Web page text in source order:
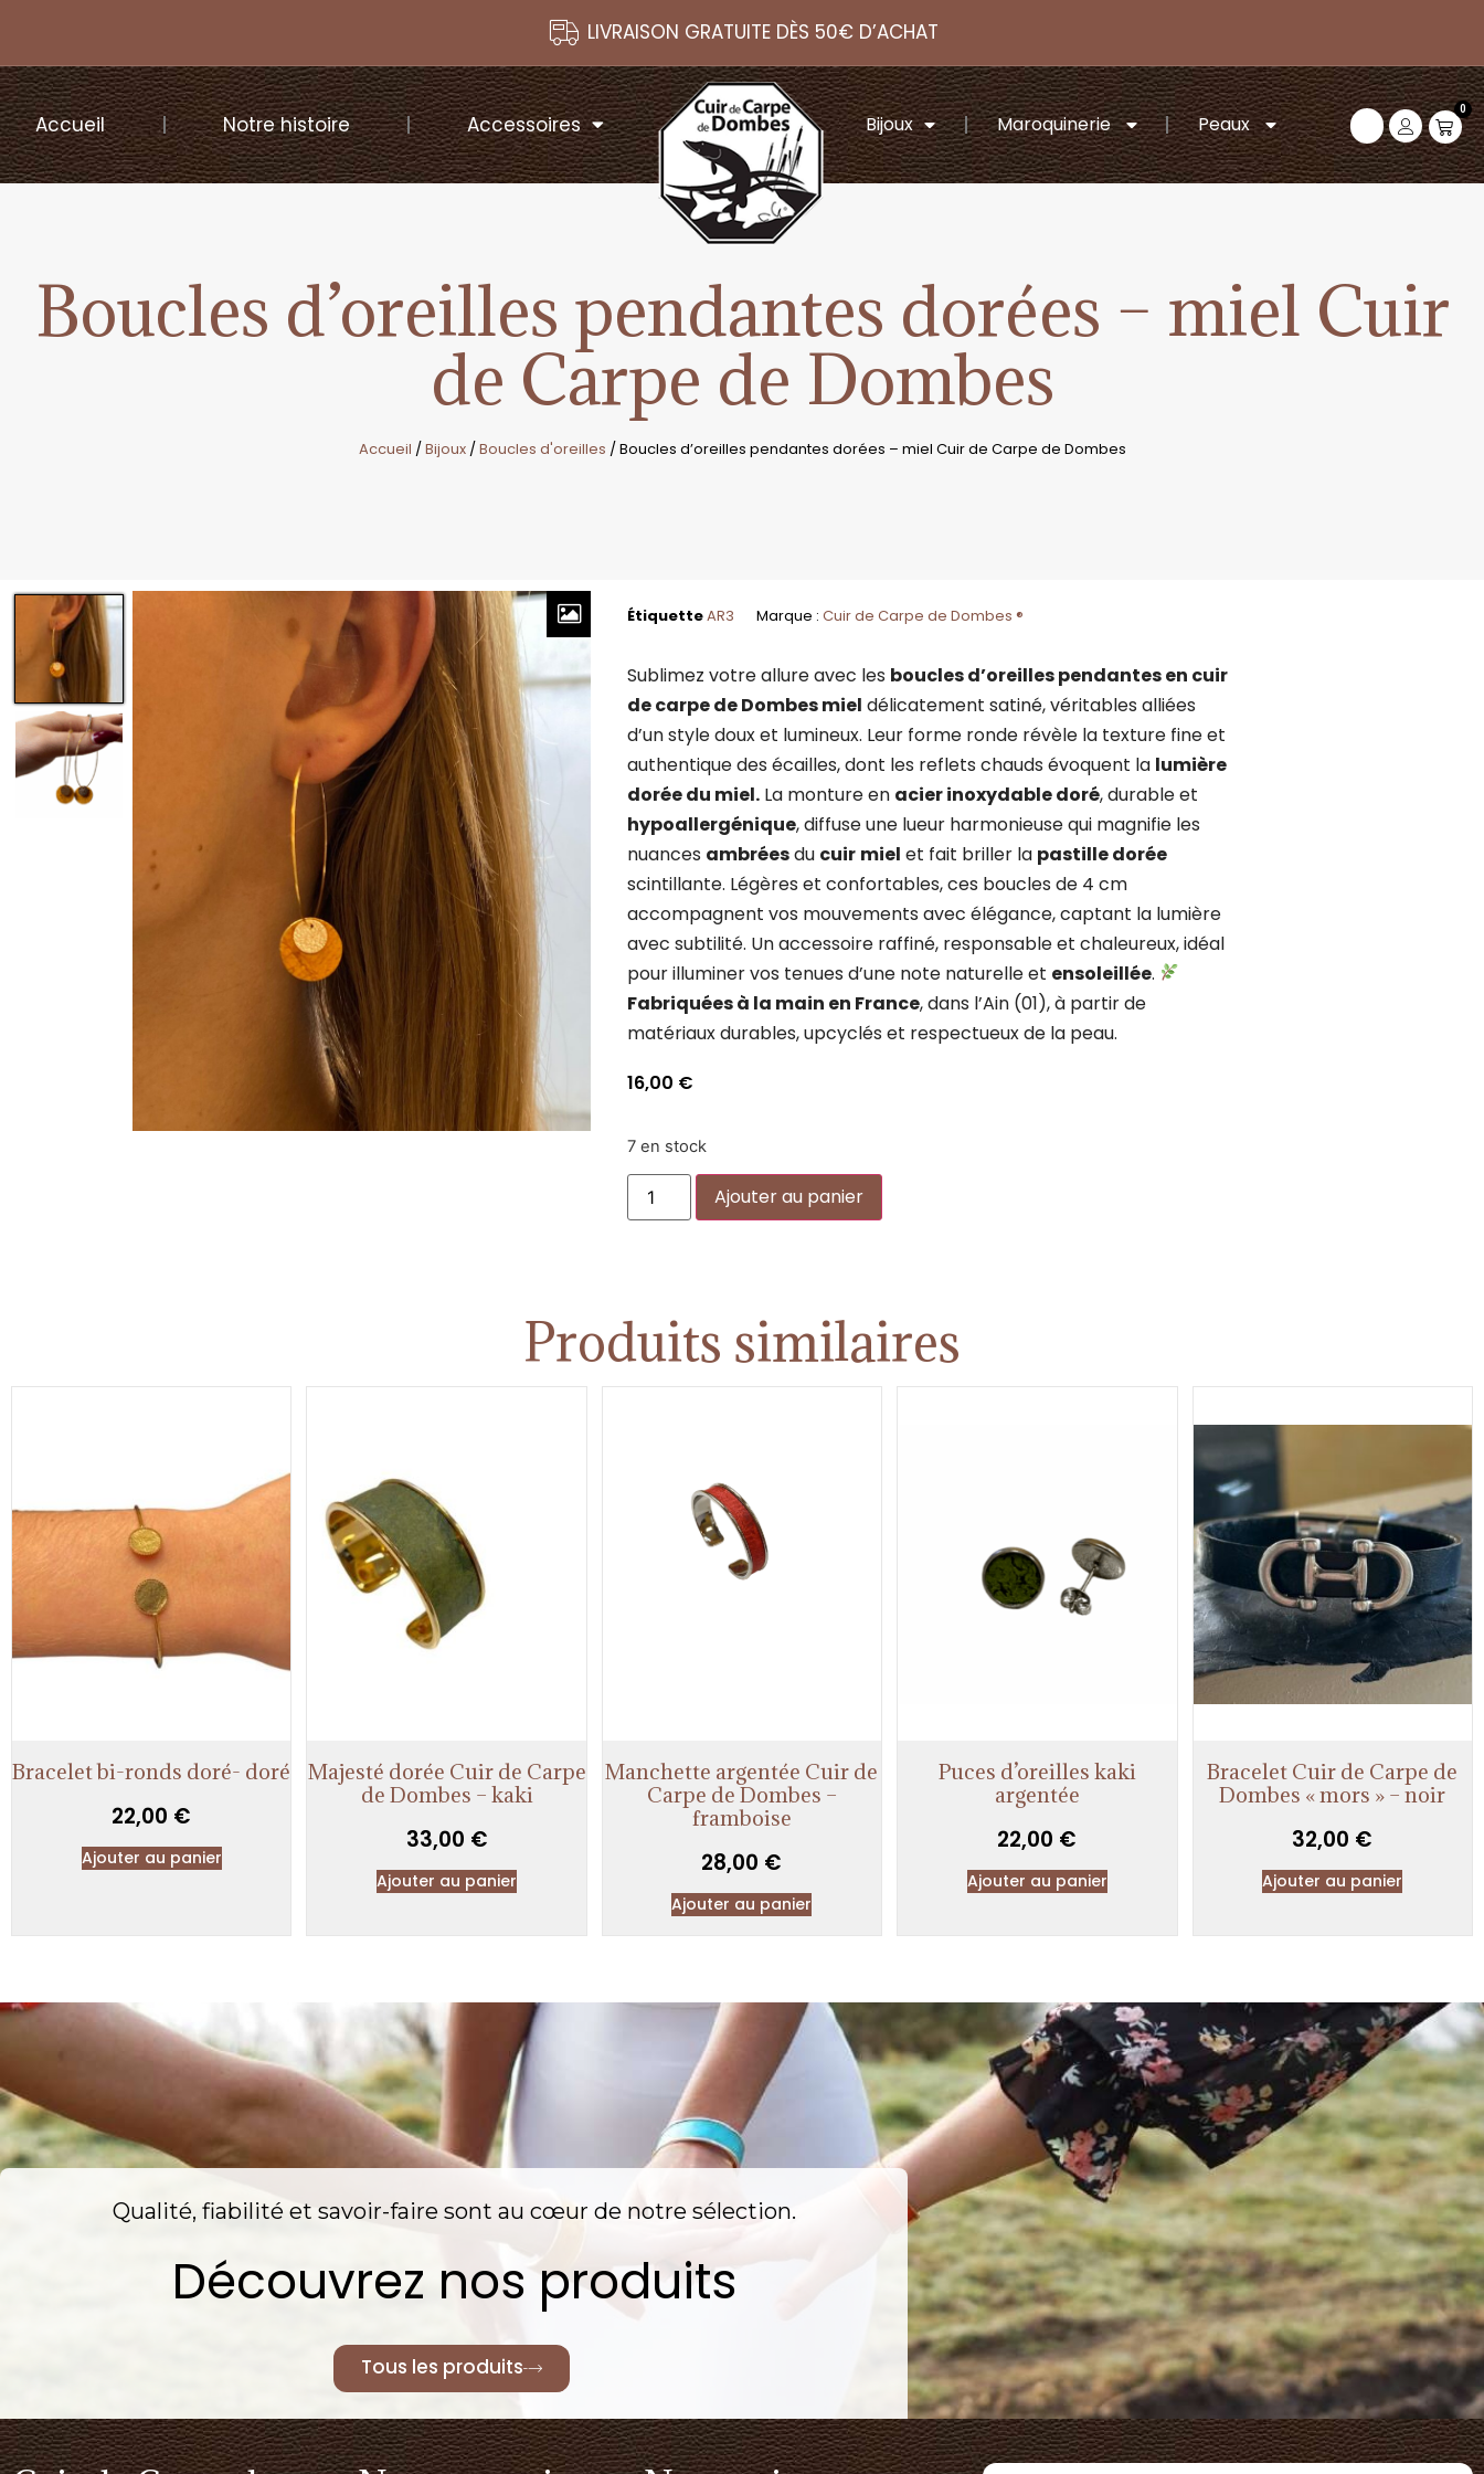
LIVRAISON GRATUITE DÈS 50€ D’ACHAT
Accueil Notre histoire Accessoires Bijoux Maroquinerie Peaux
0
Boucles d’oreilles pendantes dorées – miel Cuir
de Carpe de Dombes
Accueil /Bijoux/Boucles d'oreilles / Boucles d’oreilles pendantes dorées – miel Cuir de Carpe de Dombes
ÉtiquetteAR3 Marque : Cuir de Carpe de Dombes ®
Sublimez votre allure avec les boucles d’oreilles pendantes en cuir
de carpe de Dombes miel délicatement satiné, véritables alliées
d’un style doux et lumineux. Leur forme ronde révèle la texture fine et
authentique des écailles, dont les reflets chauds évoquent la lumière
dorée du miel.La monture en acier inoxydable doré, durable et
hypoallergénique, diffuse une lueur harmonieuse qui magnifie les
nuances ambréesdu cuir miel et fait briller la pastille dorée
scintillante. Légères et confortables, ces boucles de 4 cm
accompagnent vos mouvements avec élégance, captant la lumière
avec subtilité. Un accessoire raffiné, responsable et chaleureux, idéal
pour illuminer vos tenues d’une note naturelle et ensoleillée.
Fabriquées à la main en France, dans l’Ain (01), à partir de
matériaux durables, upcyclés et respectueux de la peau.
16,00 €
7 en stock
Ajouter au panier
Produits similaires
Bracelet bi-ronds doré- doré
22,00 €
Ajouter au panier
Majesté dorée Cuir de Carpe
de Dombes – kaki
33,00 €
Ajouter au panier
Manchette argentée Cuir de
Carpe de Dombes –
framboise
28,00 €
Ajouter au panier
Puces d’oreilles kaki
argentée
22,00 €
Ajouter au panier
Bracelet Cuir de Carpe de
Dombes « mors » – noir
32,00 €
Ajouter au panier
Qualité, fiabilité et savoir-faire sont au cœur de notre sélection.
Découvrez nos produits
Tous les produits